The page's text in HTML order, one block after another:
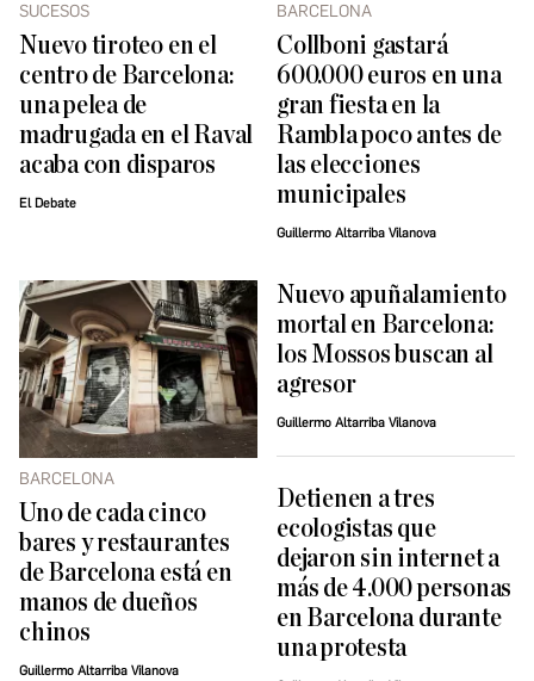
SUCESOS
Nuevo tiroteo en el
centro de Barcelona:
una pelea de
madrugada en el Raval
acaba con disparos
El Debate
BARCELONA
Collboni gastará
600.000 euros en una
gran fiesta en la
Rambla poco antes de
las elecciones
municipales
Guillermo Altarriba Vilanova
BARCELONA
Uno de cada cinco
bares y restaurantes
de Barcelona está en
manos de dueños
chinos
Guillermo Altarriba Vilanova
Nuevo apuñalamiento
mortal en Barcelona:
los Mossos buscan al
agresor
Guillermo Altarriba Vilanova
Detienen a tres
ecologistas que
dejaron sin internet a
más de 4.000 personas
en Barcelona durante
una protesta